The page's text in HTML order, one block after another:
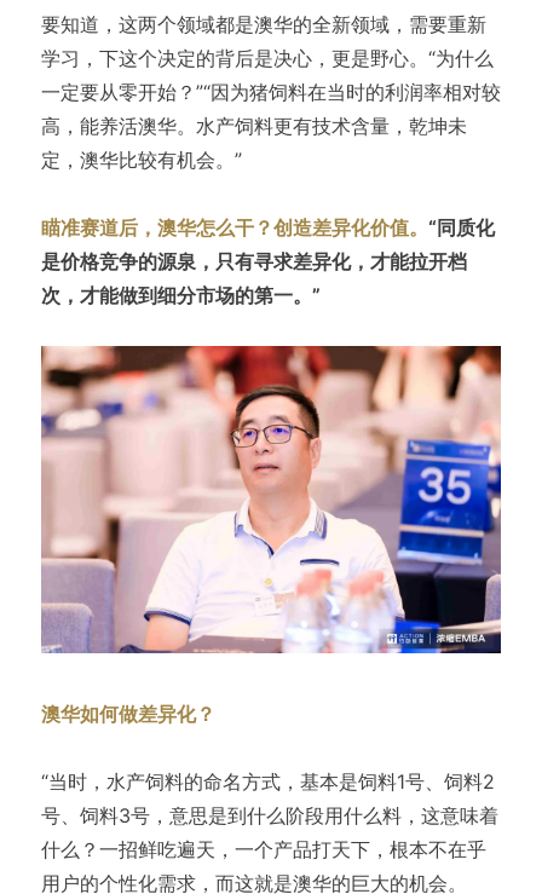
要知道，这两个领域都是澳华的全新领域，需要重新
学习，下这个决定的背后是决心，更是野心。“为什么
一定要从零开始？”“因为猪饲料在当时的利润率相对较
高，能养活澳华。水产饲料更有技术含量，乾坤未
定，澳华比较有机会。”
瞄准赛道后，澳华怎么干？创造差异化价值。 “同质化
是价格竞争的源泉，只有寻求差异化，才能拉开档
次，才能做到细分市场的第一。”
澳华如何做差异化？
“当时，水产饲料的命名方式，基本是饲料1号、饲料2
号、饲料3号，意思是到什么阶段用什么料，这意味着
什么？一招鲜吃遍天，一个产品打天下，根本不在乎
用户的个性化需求，而这就是澳华的巨大的机会。